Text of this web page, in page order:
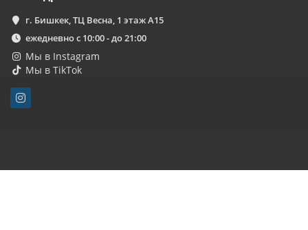
г. Бишкек, ТЦ Весна, 1 этаж А15
ежедневно с 10:00 - до 21:00
Мы в Instagram
Мы в TikTok